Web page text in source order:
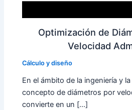
Optimización de
Velocidad
Cálculo y diseño
En el ámbito de la ingeniería y
concepto de diámetros por
convierte en un […]